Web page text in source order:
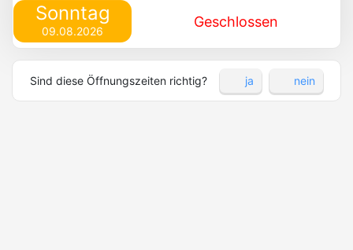
Sonntag
09.08.2026
Geschlossen
Sind diese Öffnungszeiten richtig? ja nein